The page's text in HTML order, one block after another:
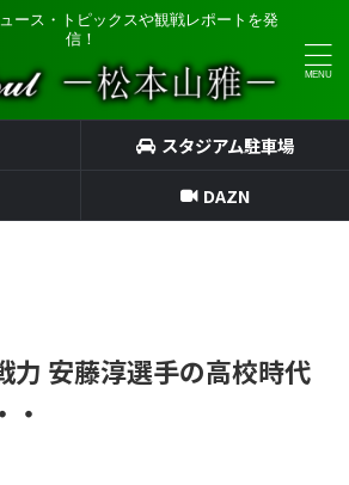
ース・トピックスや観戦レポートを発
信！
スタジアム駐車場
DAZN
力 安藤淳選手の高校時代
・